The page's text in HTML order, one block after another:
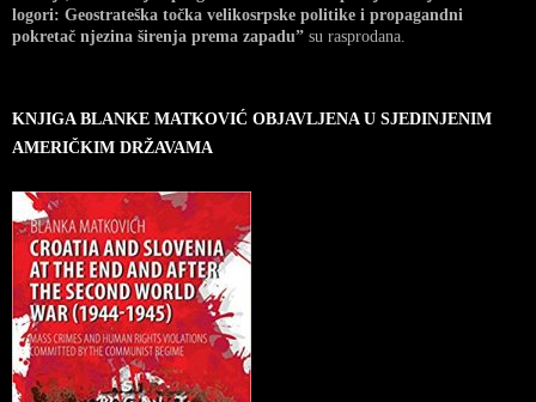
logori: Geostrateška točka velikosrpske politike i propagandni
pokretač njezina širenja prema zapadu” su rasprodana.
KNJIGA BLANKE MATKOVIĆ OBJAVLJENA U SJEDINJENIM
AMERIČKIM DRŽAVAMA